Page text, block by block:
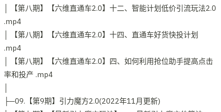
│ 【第八期】【六维直通车2.0】十二、智能计划低价引流玩法2.0
.mp4
│ 【第八期】【六维直通车2.0】十四、直通车好货快投计划
.mp4
│ 【第八期】【六维直通车2.0】四、如何利用抢位助手提高点击
率和投产 .mp4
├─09.【第9期】引力魔方2.0(2022年11月更新)